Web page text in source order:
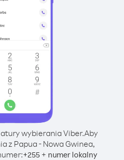
wybierania Viber.Aby
z Papua - Nowa Gwinea,
+255 + numer lokalny